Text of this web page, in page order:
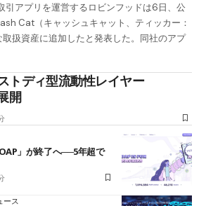
引アプリを運営するロビンフッドは6日、公
Cat（キャッシュキャット、ティッカー：
扱資産に追加したと発表した。同社のアプ
トディ型流動性レイヤー
開
」が終了へ──5年超で
ース